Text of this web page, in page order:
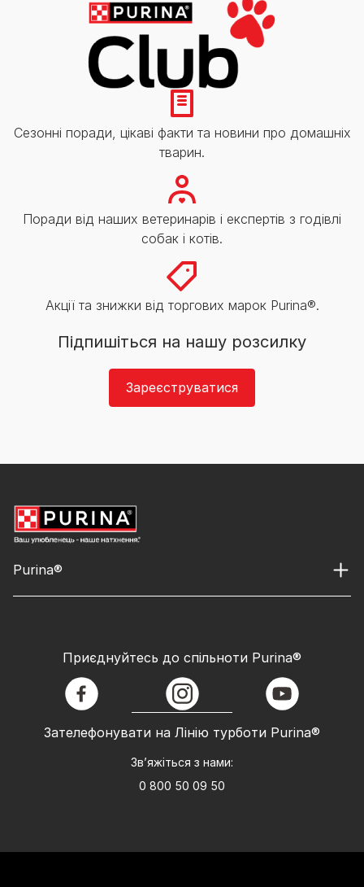
Сезонні поради, цікаві факти та новини про домашніх
тварин.
Поради від наших ветеринарів і експертів з годівлі
собак і котів.
Акції та знижки від торгових марок Purina®.
Підпишіться на нашу розсилку
Зареєструватися
Purina®
Зателефонувати на Лінію турботи Purina®
Зв’яжіться з нами:
0 800 50 09 50
Приєднуйтесь до спільноти Purina®
facebook instagram youtube